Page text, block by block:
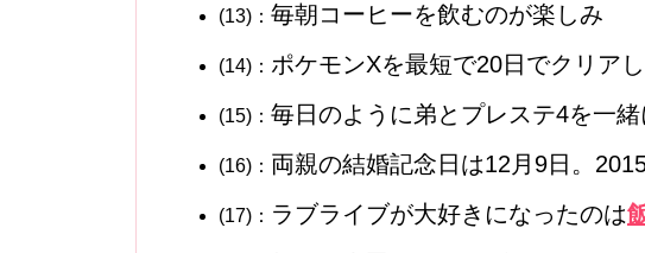
(13)： 毎朝コーヒーを飲むのが楽しみ
(14)： ポケモンXを最短で20日でクリア
(15)： 毎日のように弟とプレステ4を一
(16)： 両親の結婚記念日は12月9日。
(17)： ラブライブが大好きになったのは